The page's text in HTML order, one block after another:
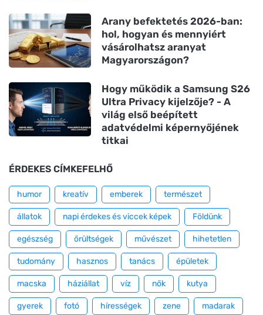
Arany befektetés 2026-ban:
hol, hogyan és mennyiért
vásárolhatsz aranyat
Magyarországon?
Hogy működik a Samsung S26
Ultra Privacy kijelzője? - A
világ első beépített
adatvédelmi képernyőjének
titkai
ÉRDEKES CÍMKEFELHŐ
humor kreatív emberek természet
állatok napi érdekes és viccek képek Földünk
egészség őrültségek művészet hihetetlen
tudomány hasznos tanács épületek
macska háziállat víz nők kutya
gyerek fotó hírességek zene madarak